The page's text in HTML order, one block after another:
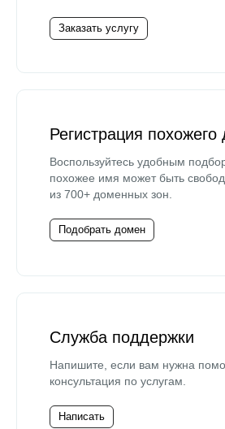
Заказать услугу
Регистрация
Воспользуйтесь удобным
похожее имя может быть
из 700+ доменных зон.
Подобрать домен
Служба поддержки
Напишите, если вам нужна
консультация по услугам.
Написать